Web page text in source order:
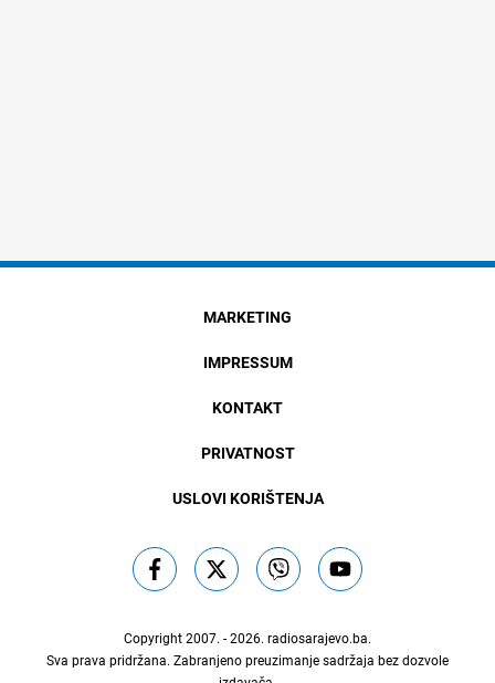
MARKETING
IMPRESSUM
KONTAKT
PRIVATNOST
USLOVI KORIŠTENJA
Copyright 2007. - 2026. radiosarajevo.ba.
Sva prava pridržana. Zabranjeno preuzimanje sadržaja bez dozvole